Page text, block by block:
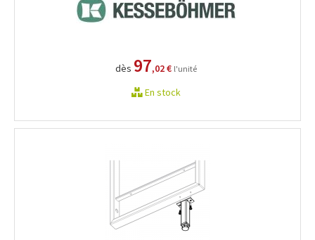
dès 97,02 € l'unité
En stock